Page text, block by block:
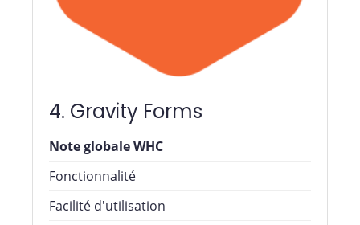
4. Gravity Forms
Note globale WHC
Fonctionnalité
Facilité d'utilisation